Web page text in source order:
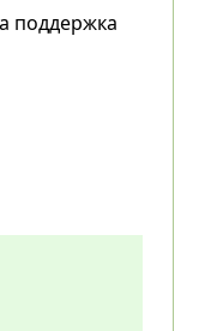
поддержка